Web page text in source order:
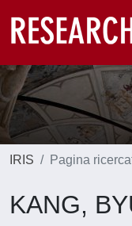
IRIS Pagina
KANG,